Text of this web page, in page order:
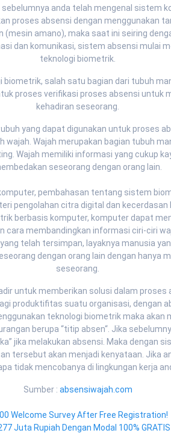
sebelumnya anda telah mengenal sistem
proses absensi dengan menggunakan
(mesin amano), maka saat ini seiring
dan komunikasi, sistem absensi mulai
teknologi biometrik.
biometrik, salah satu bagian dari tubuh
proses verifikasi proses absensi untuk
kehadiran seseorang.
yang dapat digunakan untuk proses
wajah. Wajah merupakan bagian tubuh
Wajah memiliki informasi yang cukup
seseorang dengan orang lain.
pembahasan tentang sistem
pengolahan citra digital dan kecerdasan
berbasis komputer, komputer dapat
cara membandingkan informasi ciri-ciri
telah tersimpan, layaknya manusia
dengan orang lain dengan hanya
seseorang.
untuk memberikan solusi dalam proses
produktifitas suatu organisasi, dengan
teknologi biometrik maka akan
berupa “titip absen“. Jika
jika melakukan absensi. Maka dengan
tersebut akan menjadi kenyataan. Jika
tidak mencobanya di lingkungan kerja
Sumber : absensiwajah.com
Welcome Survey After Free Registration!
Juta Rupiah Dengan Modal 100% GRATIS